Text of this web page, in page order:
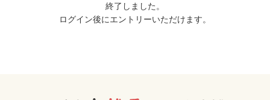
終了しました。
ログイン後にエントリーいただけます。